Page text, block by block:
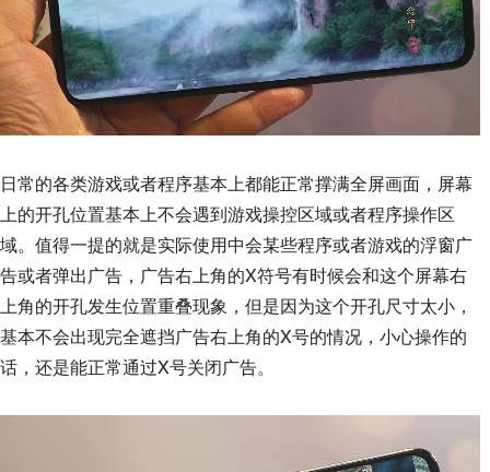
日常的各类游戏或者程序基本上都能正常撑满全屏画面，屏幕
上的开孔位置基本上不会遇到游戏操控区域或者程序操作区
域。值得一提的就是实际使用中会某些程序或者游戏的浮窗广
告或者弹出广告，广告右上角的X符号有时候会和这个屏幕右
上角的开孔发生位置重叠现象，但是因为这个开孔尺寸太小，
基本不会出现完全遮挡广告右上角的X号的情况，小心操作的
话，还是能正常通过X号关闭广告。